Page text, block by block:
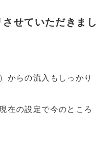
せていただきまし
からの流入もしっかり
在の設定で今のところ